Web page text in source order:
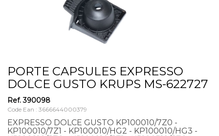
PORTE CAPSULES EXPRESSO
DOLCE GUSTO KRUPS MS-622727
Ref.390098
Code Ean : 3666644000379
EXPRESSO DOLCE GUSTO KP100010/7Z0 -
KP100010/7Z1 - KP100010/HG2 - KP100010/HG3 -